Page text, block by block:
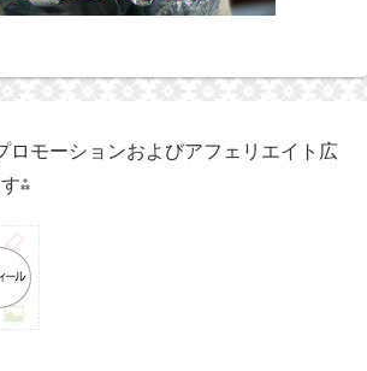
ロモーションおよびアフェリエイト広
⁂